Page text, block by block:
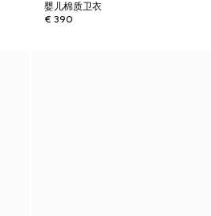
婴儿棉质卫衣
€ 390